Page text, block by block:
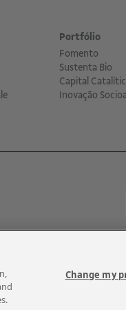
Portfólio
Fomento
Sustenta Bio
Capital
Inovação
é uma mineradora global que
e atuação em cerca de 30
Change my